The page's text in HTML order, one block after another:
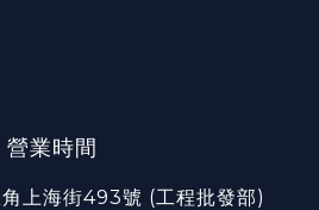
營業時間
上海街493號 (工程批發部)